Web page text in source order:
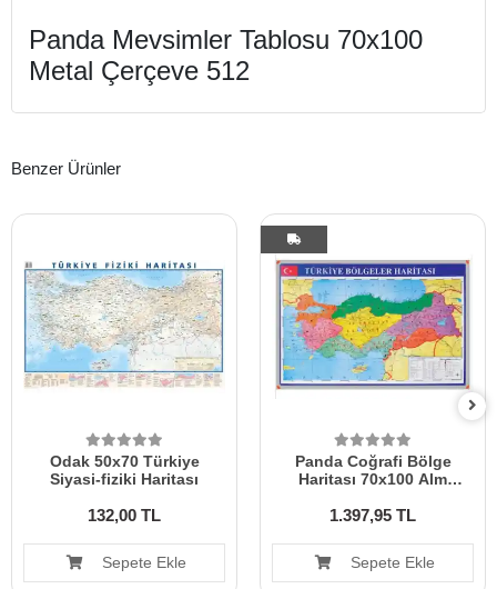
Panda Mevsimler Tablosu 70x100
Metal Çerçeve 512
Benzer Ürünler
Odak 50x70 Türkiye
Siyasi-fiziki Haritası
132,00 TL
Sepete Ekle
Panda Coğrafi Bölge
Haritası 70x100 Alm
1.397,95 TL
Sepete Ekle